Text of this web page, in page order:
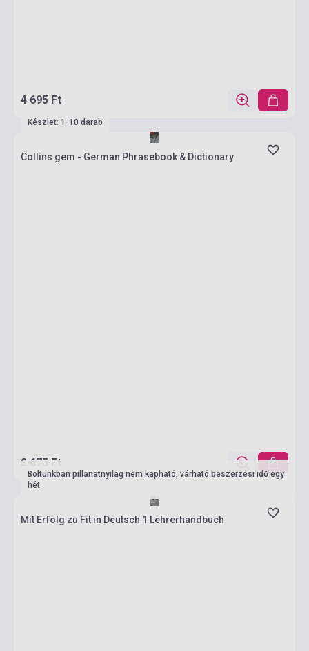
4 695 Ft
Készlet: 1-10 darab
Collins gem - German Phrasebook & Dictionary
2 675 Ft
Boltunkban pillanatnyilag nem kapható, várható beszerzési idő egy
hét
Mit Erfolg zu Fit in Deutsch 1 Lehrerhandbuch